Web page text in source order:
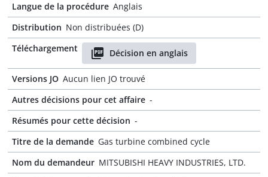
Langue de la procédure Anglais
Distribution Non distribuées (D)
Téléchargement
Décision en anglais
Versions JO Aucun lien JO trouvé
Autres décisions pour cet affaire -
Résumés pour cette décision -
Titre de la demande Gas turbine combined cycle
Nom du demandeur MITSUBISHI HEAVY INDUSTRIES, LTD.